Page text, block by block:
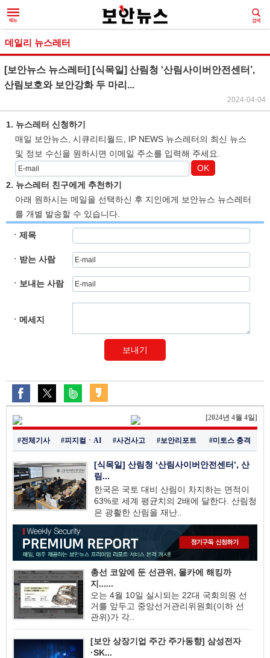
데일리 뉴스레터
[보안뉴스 뉴스레터] [식목일] 산림청 ‘산림사이버안전센터’,
산림보호와 보안강화 두 마리...
2024-04-04
1. 뉴스레터 신청하기
매일 보안뉴스, 시큐리티월드, IP NEWS 뉴스레터의 최신 뉴스
및 정보 수신을 원하시면 이메일 주소를 입력해 주세요.
OK
2. 뉴스레터 친구에게 추천하기
아래 원하시는 메일을 선택하신 후 지인에게 보안뉴스 뉴스레터
를 개별 발송할 수 있습니다.
ㆍ제목
ㆍ받는 사람
ㆍ보내는 사람
ㆍ메세지
보내기
[2024년 4월 4일]
#전체기사 #피지컬ㆍAI #사건사고 #보안리포트 #미토스 충격
[식목일] 산림청 ‘산림사이버안전센터’, 산
림...
한국은 국토 대비 산림이 차지하는 면적이
63%로 세계 평균치의 2배에 달한다. 산림청
은 광활한 산림을 재난..
총선 코앞에 둔 선관위, 몰카에 해킹까
지......
오는 4월 10일 실시되는 22대 국회의원 선
거를 앞두고 중앙선거관리위원회(이하 선
관위)가 각..
[보안 상장기업 주간 주가동향] 삼성전자
·SK...